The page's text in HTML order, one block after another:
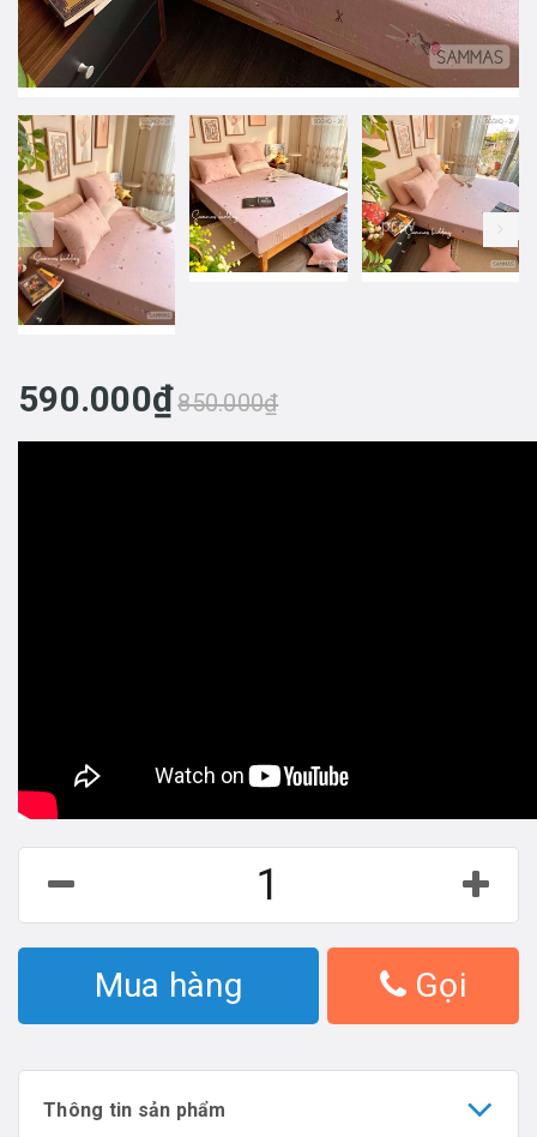
prev
590.000₫850.000₫
Mua hàng Gọi
Thông tin sản phẩm